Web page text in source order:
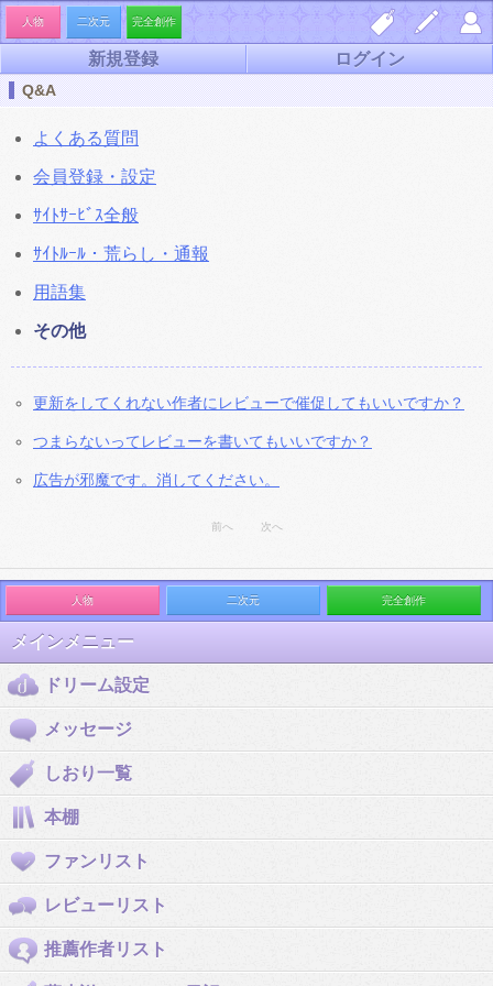
人物 二次元 完全創作
しお
り一 説を ペー
新規登録 ログイン
Q&A
よくある質問
会員登録・設定
ｻｲﾄｻｰﾋﾞｽ全般
ｻｲﾄﾙｰﾙ・荒らし・通報
用語集
その他
更新をしてくれない作者にレビューで催促してもいいですか？
つまらないってレビューを書いてもいいですか？
広告が邪魔です。消してください。
前へ 次へ
人物 二次元 完全創作
メインメニュー
ドリーム設定
メッセージ
しおり一覧
本棚
ファンリスト
レビューリスト
推薦作者リスト